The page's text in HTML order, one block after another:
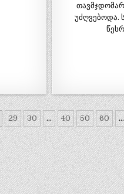
უძღვებოდა.
29 30 ... 40 50 60 ...